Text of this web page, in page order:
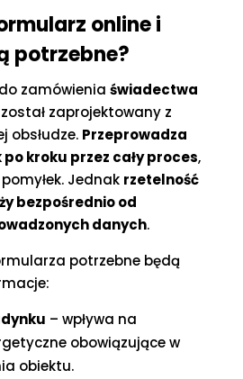
online i
potrzebne?
zamówieniaświadectwa
został zaprojektowany z
obsłudze. Przeprowadza
kroku przez cały proces,
Jednak rzetelność
bezpośrednio od
danych.
potrzebne będą
– wpływa na
obowiązujące w
obiektu.